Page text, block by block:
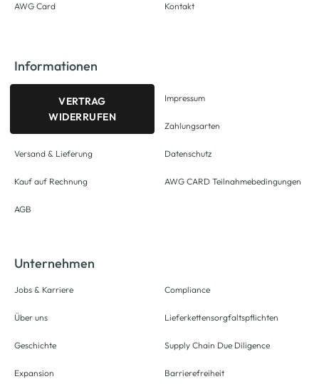
AWG Card Kontakt
Informationen
VERTRAG
WIDERRUFEN
Versand & Lieferung
Kauf auf Rechnung
AGB
Impressum
Zahlungsarten
Datenschutz
AWG CARD Teilnahmebedingungen
Unternehmen
Jobs & Karriere
Über uns
Geschichte
Expansion
Compliance
Lieferkettensorgfaltspflichten
Supply Chain Due Diligence
Barrierefreiheit